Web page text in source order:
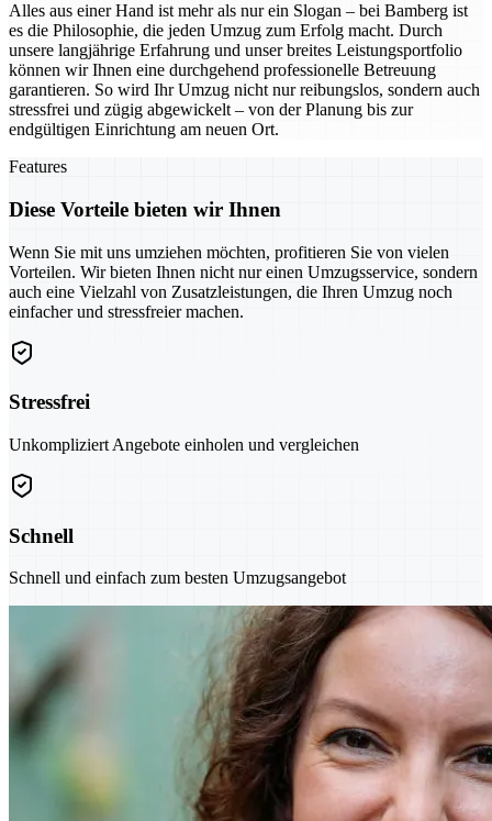
Alles aus einer Hand ist mehr als nur ein Slogan – bei Bamberg ist
es die Philosophie, die jeden Umzug zum Erfolg macht. Durch
unsere langjährige Erfahrung und unser breites Leistungsportfolio
können wir Ihnen eine durchgehend professionelle Betreuung
garantieren. So wird Ihr Umzug nicht nur reibungslos, sondern auch
stressfrei und zügig abgewickelt – von der Planung bis zur
endgültigen Einrichtung am neuen Ort.
Features
Diese Vorteile bieten wir Ihnen
Wenn Sie mit uns umziehen möchten, profitieren Sie von vielen
Vorteilen. Wir bieten Ihnen nicht nur einen Umzugsservice, sondern
auch eine Vielzahl von Zusatzleistungen, die Ihren Umzug noch
einfacher und stressfreier machen.
Stressfrei
Unkompliziert Angebote einholen und vergleichen
Schnell
Schnell und einfach zum besten Umzugsangebot